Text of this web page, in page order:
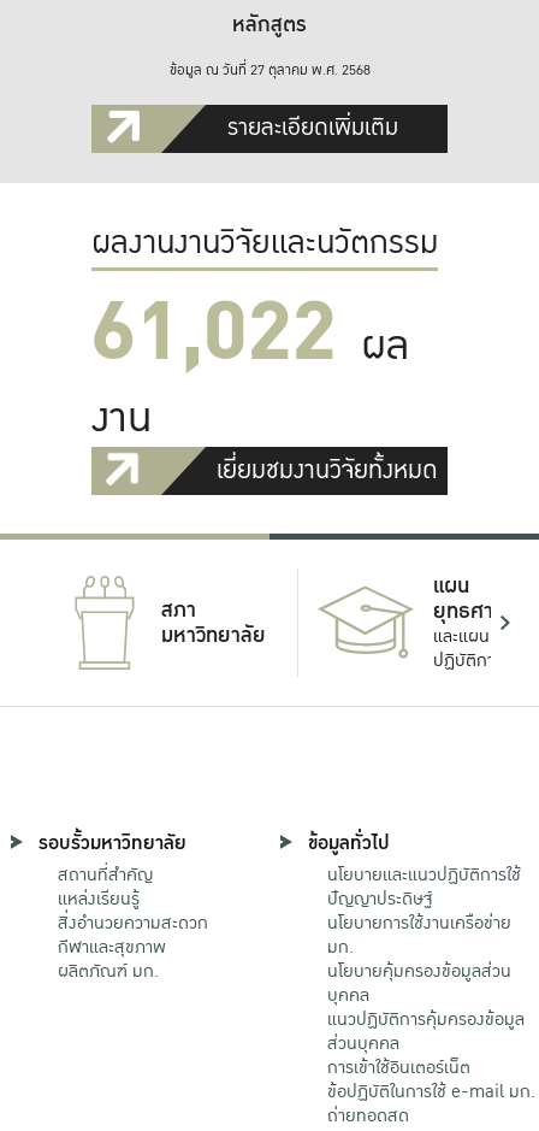
หลักสูตร
ข้อมูล ณ วันที่ 27 ตุลาคม พ.ศ. 2568
รายละเอียดเพิ่มเติม
ผลงานงานวิจัยและนวัตกรรม
61,022 ผล
งาน
เยี่ยมชมงานวิจัยทั้งหมด
สภา
มหาวิทยาลัย
แผน
ยุทธศาสตร์
และแผน
ปฏิบัติการ
รอบรั้วมหาวิทยาลัย
สถานที่สำคัญ
แหล่งเรียนรู้
สิ่งอำนวยความสะดวก
กีฬาและสุขภาพ
ผลิตภัณฑ์ มก.
ข้อมูลทั่วไป
นโยบายและแนวปฏิบัติการใช้
ปัญญาประดิษฐ์
นโยบายการใช้งานเครือข่าย
มก.
นโยบายคุ้มครองข้อมูลส่วน
บุคคล
แนวปฏิบัติการคุ้มครองข้อมูล
ส่วนบุคคล
การเข้าใช้อินเตอร์เน็ต
ข้อปฏิบัติในการใช้ e-mail มก.
ถ่ายทอดสด